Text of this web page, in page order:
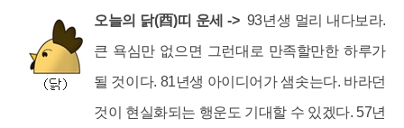
오늘의 닭(酉)띠 운세 -> 93년생 멀리 내다보라.
큰 욕심만 없으면 그런대로 만족할만한 하루가
될 것이다. 81년생 아이디어가 샘솟는다. 바라던
것이 현실화되는 행운도 기대할 수 있겠다. 57년